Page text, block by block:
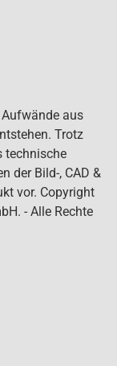
aus
Trotz
technische
der Bild-, CAD &
vor. Copyright
- Alle Rechte